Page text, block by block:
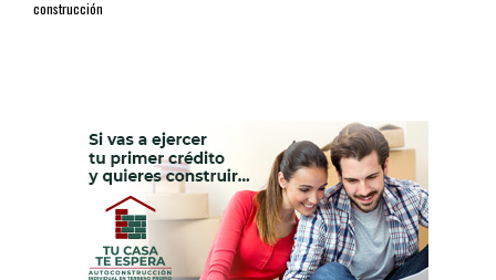
construcción